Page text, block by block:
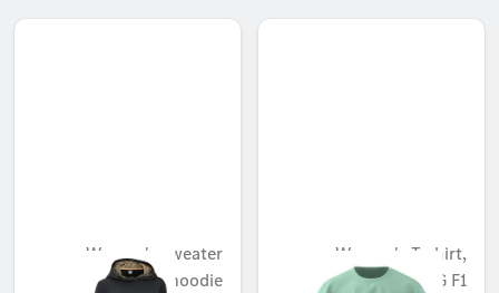
Women's T-shirt,
Mercedes-AMG F1
Women's sweater
hoodie